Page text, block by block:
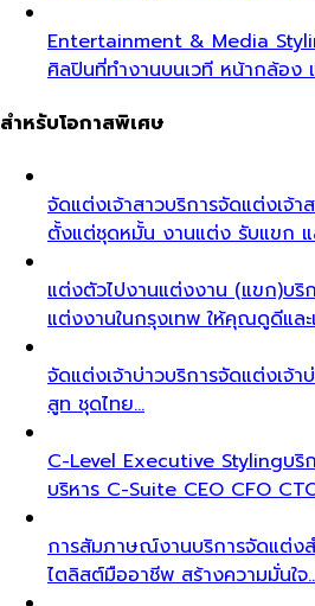
Entertainment & Media
ศิลปินที่ทำงานบนเวที หน้ากล้อง
สำหรับโอกาสพิเศษ
จัดแต่งเจ้าสาวบริการจัดแต่งเจ้า
ตั้งแต่ชุดหมั้น งานแต่ง รับแขก แ
แต่งตัวไปงานแต่งงาน (แขก)บริ
แต่งงานในกรุงเทพ ให้คุณดูดีและ
จัดแต่งเจ้าบ่าวบริการจัดแต่งเจ้า
สูท ชุดไทย…
C-Level Executive Stylingบริ
บริหาร C-Suite CEO CFO
การสัมภาษณ์งานบริการจัดแต่
ไตลิสต์มืออาชีพ สร้างความมั่นใจ